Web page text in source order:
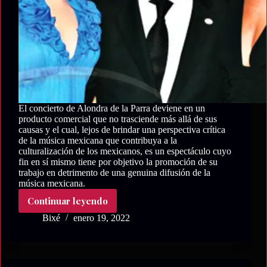
El concierto de Alondra de la Parra deviene en un
producto comercial que no trasciende más allá de sus
causas y el cual, lejos de brindar una perspectiva crítica
de la música mexicana que contribuya a la
culturalización de los mexicanos, es un espectáculo cuyo
fin en sí mismo tiene por objetivo la promoción de su
trabajo en detrimento de una genuina difusión de la
música mexicana.
Continuar leyendo
La
Sandunga
Bixé enero 19, 2022